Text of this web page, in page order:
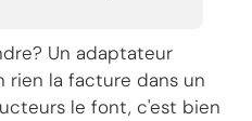
Un adaptateur
rien la facture dans un
le font, c'est bien